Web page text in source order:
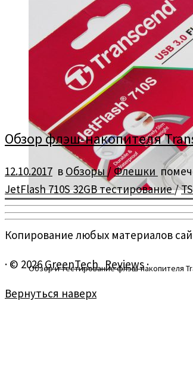
Обзор и тестирование флэш-накопителя
Обзор флэш-накопителя
12.10.2017 в Обзоры/Флешки
JetFlash 710S 32GB тестирование/
Копирование любых материалов
· © 2026GreenTech_Reviews·
Вернуться наверх